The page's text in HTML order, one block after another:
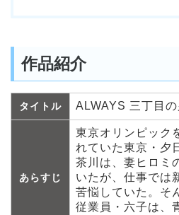
作品紹介
タイトル ALWAYS 三丁目の
あらすじ
東京オリンピック
れていた東京・夕
茶川は、妻ヒロミ
いたが、仕事では
苦悩していた。そ
従業員・六子は、